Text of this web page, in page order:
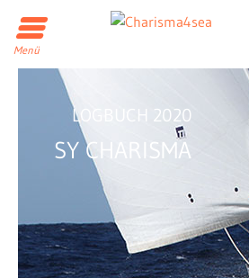
Menü
LOGBUCH 2020
SY CHARISMA